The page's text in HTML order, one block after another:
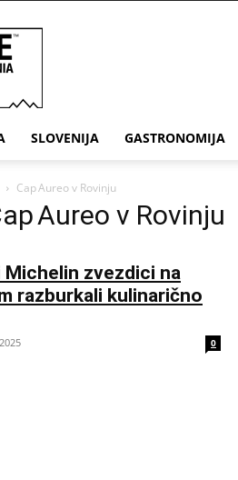
SLOVENIJA GASTRONOMIJA
Cap Aureo v Rovinju
Aureo v Rovinju
Michelin zvezdici na
razburkali kulinarično
0